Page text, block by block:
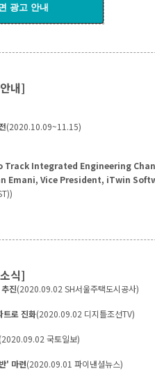
광고 안내
내]
(2020.10.09~11.15)
Track Integrated Engineering
Emani, Vice President, iTwin
식]
진(2020.09.02 SH서울주택도시공사)
로 진화(2020.09.02 디지틀조선TV)
국토일보)
' 마련(2020.09.01 파이낸셜뉴스)